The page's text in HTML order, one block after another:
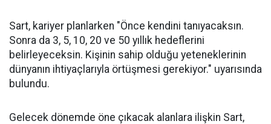
Sart, kariyer planlarken "Önce kendini tanıyacaksın.
Sonra da 3, 5, 10, 20 ve 50 yıllık hedeflerini
belirleyeceksin. Kişinin sahip olduğu yeteneklerinin
dünyanın ihtiyaçlarıyla örtüşmesi gerekiyor." uyarısında
bulundu.
Gelecek dönemde öne çıkacak alanlara ilişkin Sart,